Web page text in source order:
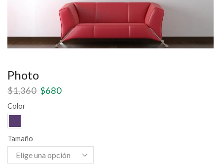
Photo
$1,360 $680
Color
Tamaño